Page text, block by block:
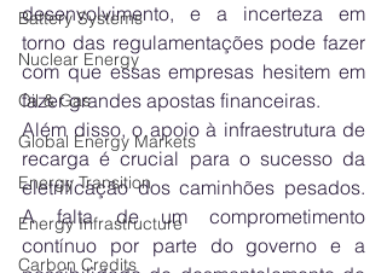
Battery Systems
Nuclear Energy
Oil & Gas
Global Energy Markets
Energy Transition
Energy Infrastructure
Carbon Credits
desenvolvimento, e a incerteza em
torno das regulamentações pode fazer
com que essas empresas hesitem em
fazer grandes apostas financeiras.
Além disso, o apoio à infraestrutura de
recarga é crucial para o sucesso da
eletrificação dos caminhões pesados.
A falta de um comprometimento
contínuo por parte do governo e a